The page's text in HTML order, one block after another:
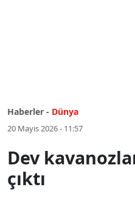
Haberler - Dünya
20 Mayıs 2026 - 11:57
Dev
çıktı